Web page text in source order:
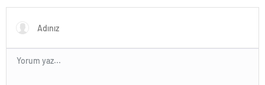
geciktirilmemesini istedi